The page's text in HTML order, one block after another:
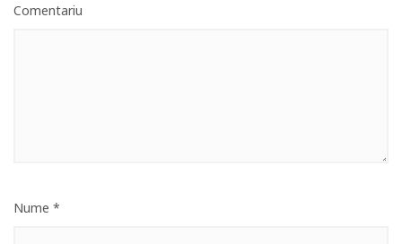
Comentariu
Nume *